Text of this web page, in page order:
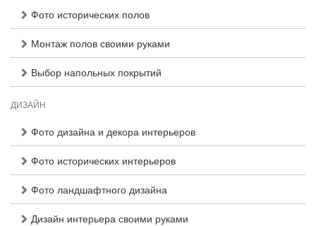
Фото исторических полов
Монтаж полов своими руками
Выбор напольных покрытий
ДИЗАЙН
Фото дизайна и декора интерьеров
Фото исторических интерьеров
Фото ландшафтного дизайна
Дизайн интерьера своими руками